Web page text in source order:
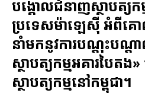
បង្គោលជំនាញស្ថាបត្យក
ប្រទេសម៉ាឡេស៊ី អំពីគ
នាំមកនូវការបណ្តុះបណ្ត
ស្ថាបត្យកម្មអគារបៃត
ស្ថាបត្យកម្មនៅកម្ពុជា។